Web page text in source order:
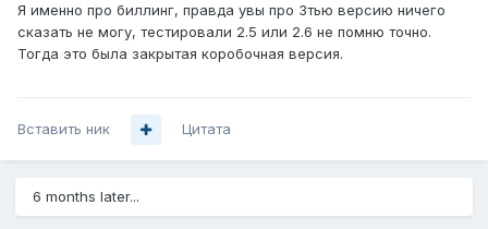
Я именно про биллинг, правда увы про 3тью версию ничего
сказать не могу, тестировали 2.5 или 2.6 не помню точно.
Тогда это была закрытая коробочная версия.
Вставить ник Цитата
6 months later...